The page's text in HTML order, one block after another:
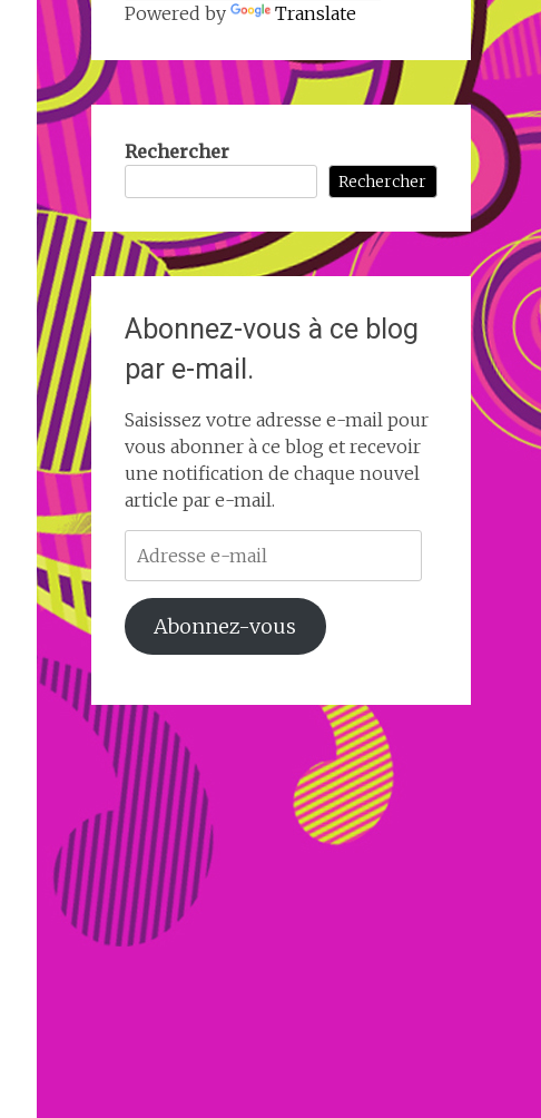
Powered by Translate
Rechercher
Rechercher
Abonnez-vous à ce blog
par e-mail.
Saisissez votre adresse e-mail pour
vous abonner à ce blog et recevoir
une notification de chaque nouvel
article par e-mail.
Adresse
e-
mail
Abonnez-vous